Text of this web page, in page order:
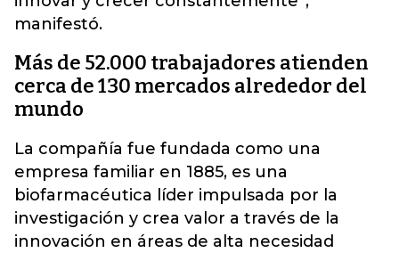
manifestó.
Más de 52.000 trabajadores atienden
cerca de 130 mercados alrededor del
mundo
La compañía fue fundada como una
empresa familiar en 1885, es una
biofarmacéutica líder impulsada por la
investigación y crea valor a través de la
innovación en áreas de alta necesidad